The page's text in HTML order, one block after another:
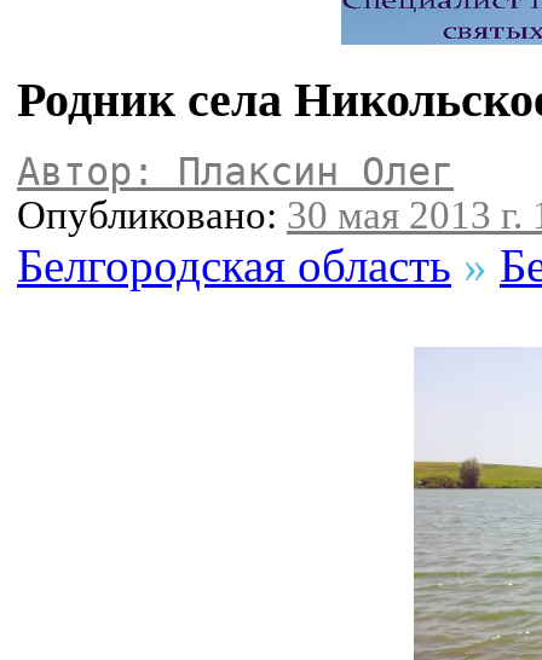
Родник села
Автор: Плаксин Олег
Опубликовано: 30 мая 2013 г.
Белгородская область »